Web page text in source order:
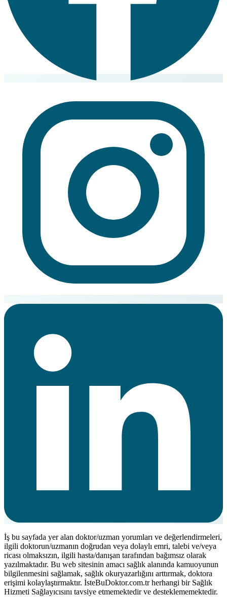
İş bu sayfada yer alan doktor/uzman yorumları ve değerlendirmeleri,
ilgili doktorun/uzmanın doğrudan veya dolaylı emri, talebi ve/veya
ricası olmaksızın, ilgili hasta/danışan tarafından bağımsız olarak
yazılmaktadır. Bu web sitesinin amacı sağlık alanında kamuoyunun
bilgilenmesini sağlamak, sağlık okuryazarlığını arttırmak, doktora
erişimi kolaylaştırmaktır. İsteBuDoktor.com.tr herhangi bir Sağlık
Hizmeti Sağlayıcısını tavsiye etmemektedir ve desteklememektedir.